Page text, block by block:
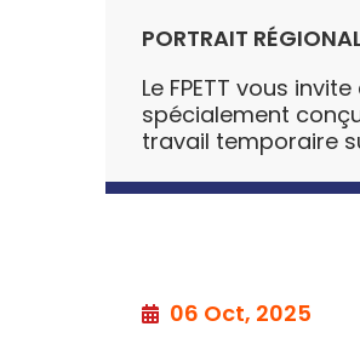
PORTRAIT
Le FPETT vous
spécialement
travail temporaire
06 Oct, 2025